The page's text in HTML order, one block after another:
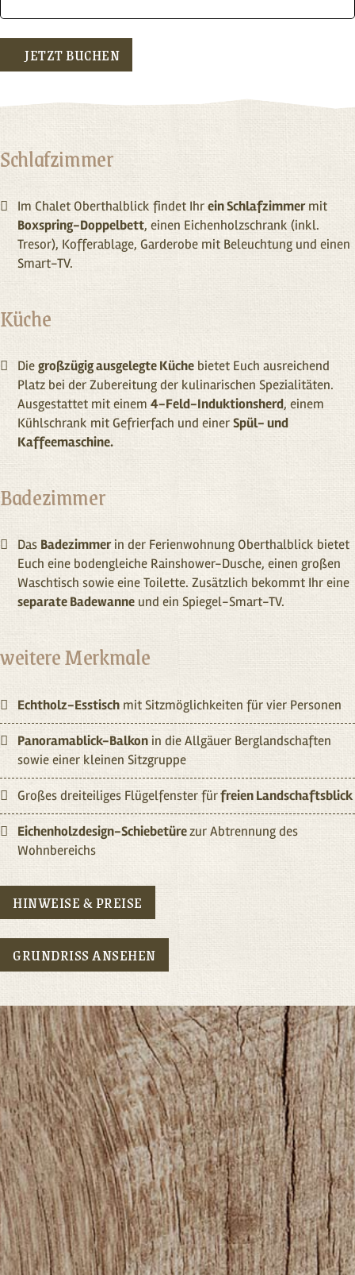
JETZT BUCHEN
Schlafzimmer
Im Chalet Ober­thalblick findet Ihrein Schlafzimmermit
Boxspring-Doppelbett, einen Eichen­holzschrank (inkl.
Tresor), Kofferablage, Garderobe mit Beleuchtung und einen
Smart-TV.
Küche
Diegroßzügig ausgelegte Küche bietet Euch ausreichend
Platz bei der Zubereitung der kuli­narischen Spezia­litäten.
Ausgestattet mit einem4-Feld-Induktionsherd, einem
Kühlschrank mit Gefrier­fach und einerSpül- und
Kaffeemaschine.
Badezimmer
Das Bade­zimmerin der Ferien­wohnung Oberthalblick bietet
Euch eine bodengleiche Rainshower-Dusche, einen großen
Waschtisch sowie eine Toilette. Zusätzlich bekommt Ihr eine
separate Badewanne und ein Spiegel-Smart-TV.
weitere Merkmale
Echtholz-Esstisch mit Sitz­möglichkeiten für vier Personen
Panoramablick-Balkonin die Allgäuer Berglandschaften
sowie einer kleinen Sitzgruppe
Großes dreiteiliges Flügelfenster fürfreien Landschaftsblick
Eichenholzdesign-Schiebetürezur Abtrennung des
Wohnbereichs
HINWEISE & PREISE
GRUNDRISS ANSEHEN